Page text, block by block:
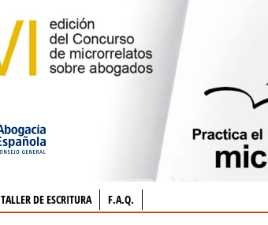
TALLER DE ESCRITURA F.A.Q.